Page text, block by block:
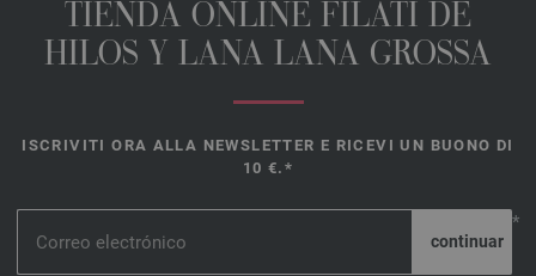
TIENDA ONLINE FILATI DE
HILOS Y LANA LANA GROSSA
ISCRIVITI ORA ALLA NEWSLETTER E RICEVI UN BUONO DI
10 €.*
*